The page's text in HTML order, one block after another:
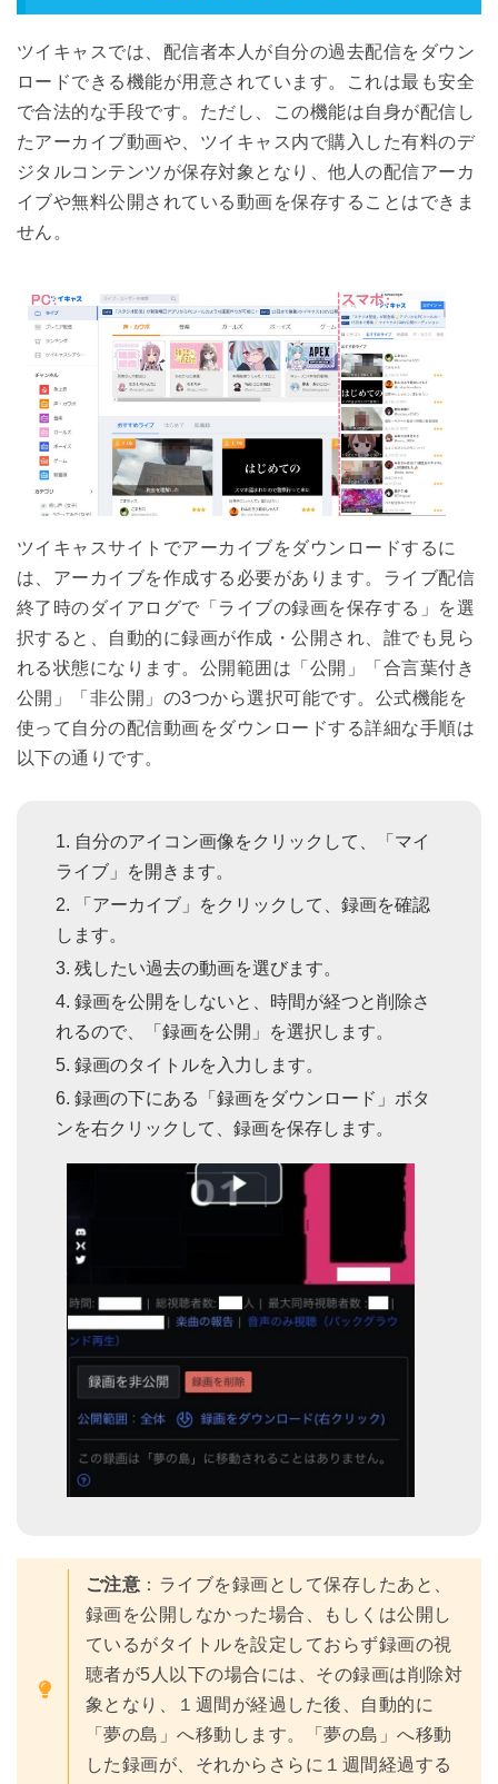
ツイキャスでは、配信者本人が自分の過去配信をダウン
ロードできる機能が用意されています。これは最も安全
で合法的な手段です。ただし、この機能は自身が配信し
たアーカイブ動画や、ツイキャス内で購入した有料のデ
ジタルコンテンツが保存対象となり、他人の配信アーカ
イブや無料公開されている動画を保存することはできま
せん。
ツイキャスサイトでアーカイブをダウンロードするに
は、アーカイブを作成する必要があります。ライブ配信
終了時のダイアログで「ライブの録画を保存する」を選
択すると、自動的に録画が作成・公開され、誰でも見ら
れる状態になります。公開範囲は「公開」「合言葉付き
公開」「非公開」の3つから選択可能です。公式機能を
使って自分の配信動画をダウンロードする詳細な手順は
以下の通りです。
自分のアイコン画像をクリックして、「マイ
ライブ」を開きます。
「アーカイブ」をクリックして、録画を確認
します。
残したい過去の動画を選びます。
録画を公開をしないと、時間が経つと削除さ
れるので、「録画を公開」を選択します。
録画のタイトルを入力します。
録画の下にある「録画をダウンロード」ボタ
ンを右クリックして、録画を保存します。
ご注意 ：ライブを録画として保存したあと、
録画を公開しなかった場合、もしくは公開し
ているがタイトルを設定しておらず録画の視
聴者が5人以下の場合には、その録画は削除対
象となり、１週間が経過した後、自動的に
「夢の島」へ移動します。「夢の島」へ移動
した録画が、それからさらに１週間経過する